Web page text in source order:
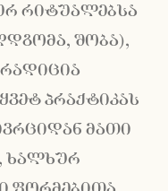
რიტუალებსა
შობა),
პრაქტიკას
მათი
ხალხურ